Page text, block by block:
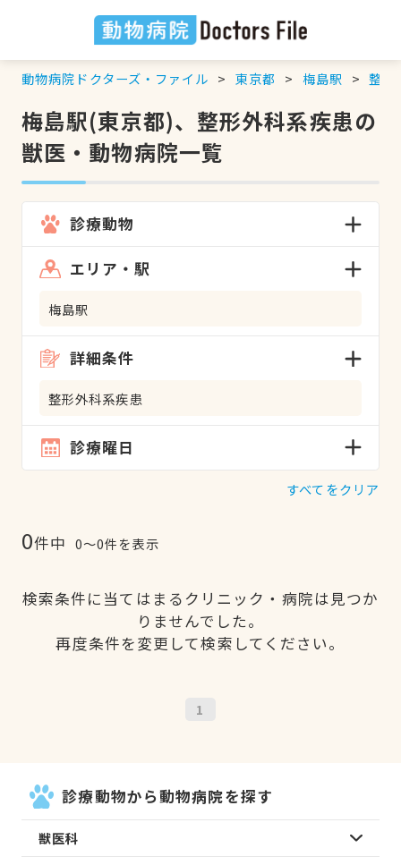
動物病院ドクターズ・ファイル 東京都 梅島駅 整形
梅島駅(東京都)、整形外科系疾患の
獣医・動物病院一覧
診療動物
エリア・駅
梅島駅
詳細条件
整形外科系疾患
診療曜日
すべてをクリア
0件中 0〜0件を表示
検索条件に当てはまるクリニック・病院は見つか
りませんでした。
再度条件を変更して検索してください。
1
診療動物から動物病院を探す
獣医科